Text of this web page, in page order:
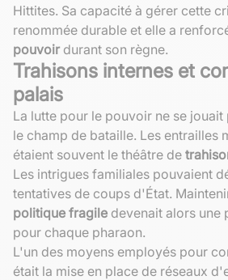
Hittites. Sa capacité à gérer cette
renommée durable et elle a
pouvoirdurant son règne.
Trahisons internes et
palais
La lutte pour le pouvoir ne se jouait
le champ de bataille. Les entrailles
étaient souvent le théâtre de
Les intrigues familiales pouvaient
tentatives de coups d'État.
politique fragile devenait alors une
pour chaque pharaon.
L'un des moyens employés pour
était la mise en place de réseaux